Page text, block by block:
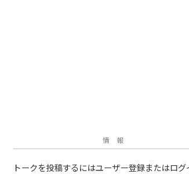
情 報
トークを投稿するにはユーザー登録またはログ